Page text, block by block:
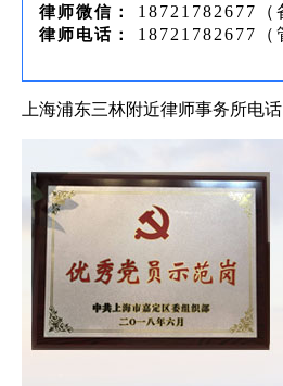
律师微信： 18721782677（
律师电话： 18721782677（
上海浦东三林附近律师事务所电话